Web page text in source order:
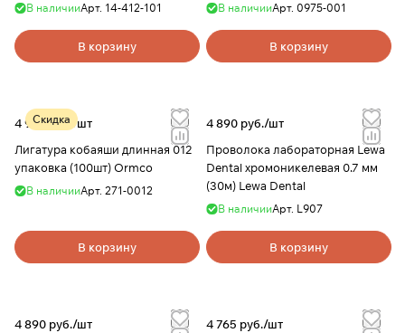
В наличииАрт. 14-412-101
В корзину
В наличииАрт. 0975-001
В корзину
Скидка
4 955 руб./шт
Лигатура кобаяши длинная 012
упаковка (100шт) Ormco
В наличииАрт. 271-0012
В корзину
4 890 руб./шт
Проволока лабораторная Lewa
Dental хромоникелевая 0.7 мм
(30м) Lewa Dental
В наличииАрт. L907
В корзину
4 890 руб./шт
4 765 руб./шт